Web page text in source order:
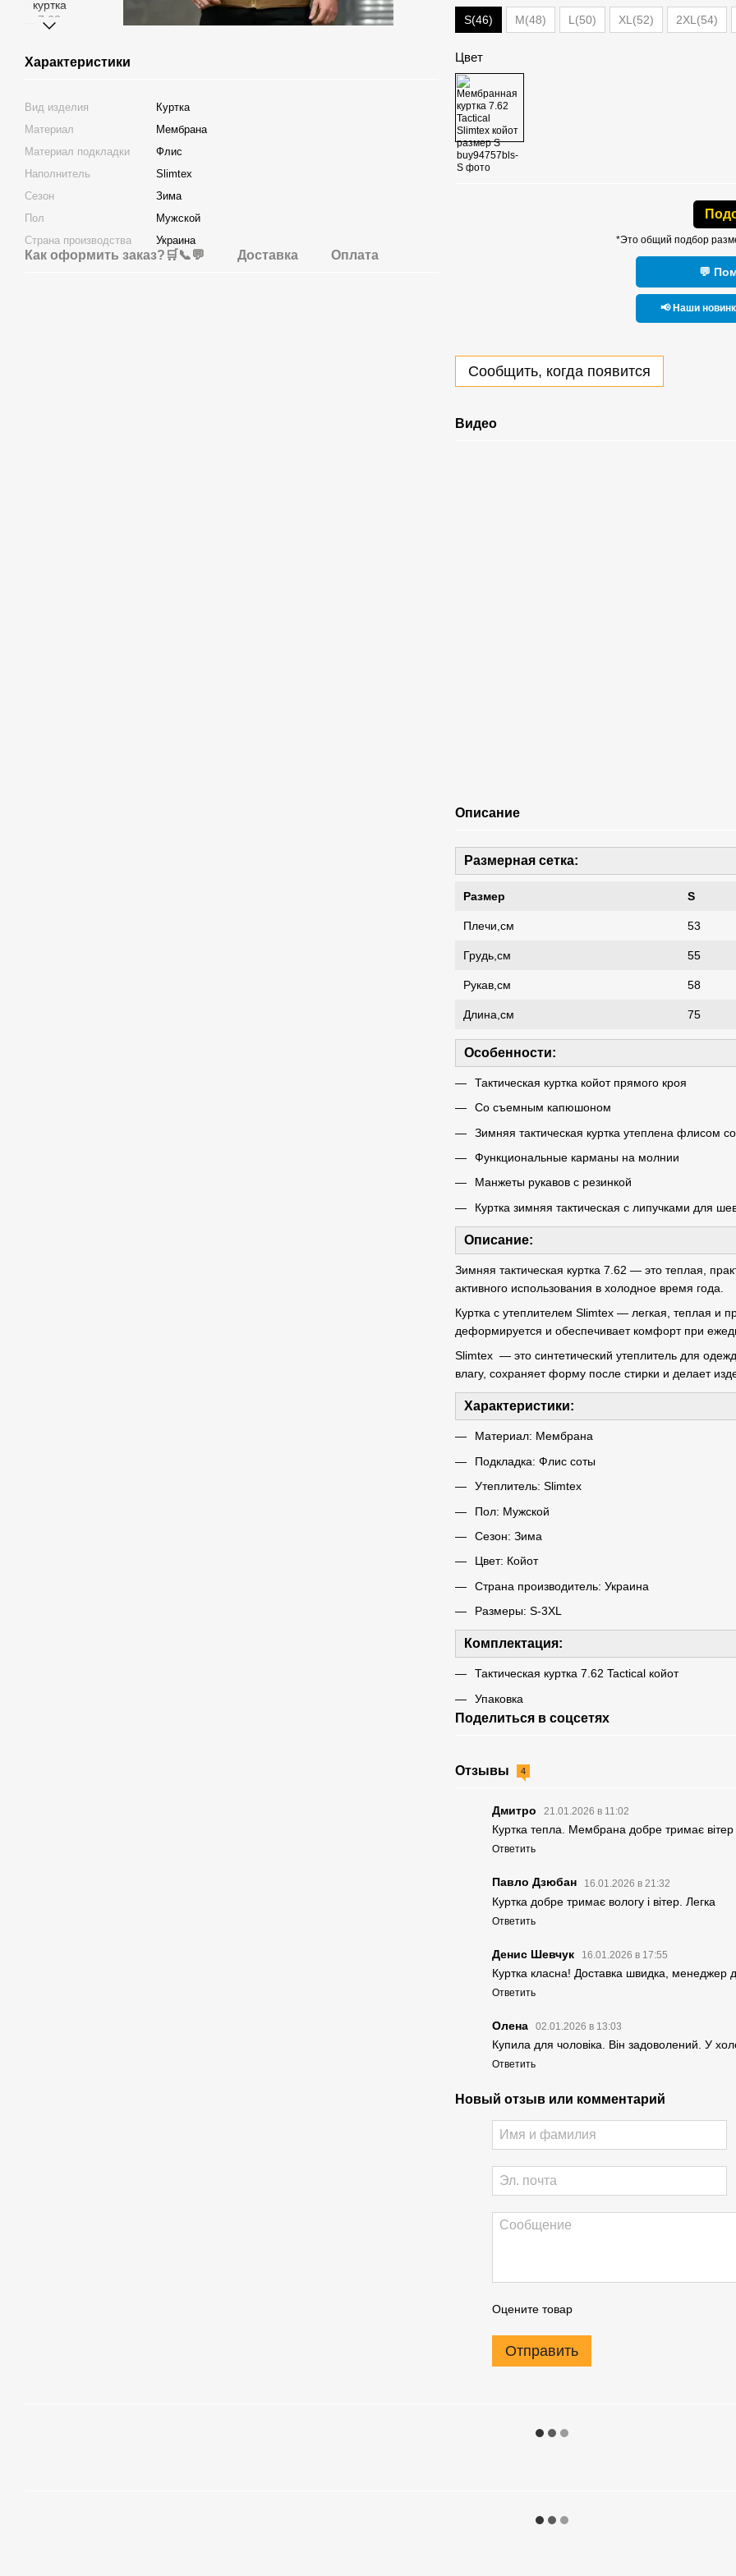
Характеристики
Вид изделия
Куртка
Материал
Мембрана
Материал подкладки
Флис
Наполнитель
Slimtex
Сезон
Зима
Пол
Мужской
Страна производства
Украина
Как оформить заказ?🛒📞💬 Доставка Оплата
S(46) M(48) L(50) XL(52) 2XL(54)
Цвет
*Это общий подбор
💬
📢 Наши
Сообщить, когда появится
Видео
Описание
Размерная сетка:
Размер S
Плечи,см 53
Грудь,см 55
Рукав,см 58
Длина,см 75
Особенности:
Тактическая куртка койот прямого кроя
Со съемным капюшоном
Зимняя тактическая куртка утеплена флисом
Функциональные карманы на молнии
Манжеты рукавов с резинкой
Куртка зимняя тактическая с липучками для
Описание:
Зимняя тактическая куртка 7.62 — это теплая,
активного использования в холодное время года.
Куртка с утеплителем Slimtex — легкая, теплая и
деформируется и обеспечивает комфорт при
Slimtex — это синтетический утеплитель для
влагу, сохраняет форму после стирки и делает
Характеристики:
Материал: Мембрана
Подкладка: Флис соты
Утеплитель: Slimtex
Пол: Мужской
Сезон: Зима
Цвет: Койот
Страна производитель: Украина
Размеры: S-3XL
Комплектация:
Тактическая куртка 7.62 Tactical койот
Упаковка
Поделиться в соцсетях
Отзывы 4
Дмитро 21.01.2026 в 11:02
Куртка тепла. Мембрана добре тримає вітер
Ответить
Павло Дзюбан 16.01.2026 в 21:32
Куртка добре тримає вологу і вітер. Легка
Ответить
Денис Шевчук 16.01.2026 в 17:55
Куртка класна! Доставка швидка, менеджер
Ответить
Олена 02.01.2026 в 13:03
Купила для чоловіка. Він задоволений. У
Ответить
Новый отзыв или комментарий
Оцените товар
Отправить